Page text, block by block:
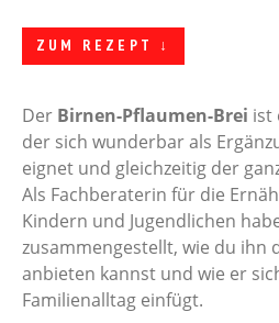
ZUM REZEPT ↓
Der Birnen-Pflaumen-Brei ist
der sich wunderbar als
eignet und gleichzeitig der
Als Fachberaterin für die
Kindern und Jugendlichen
zusammengestellt, wie du ihn
anbieten kannst und wie er
Familienalltag einfügt.